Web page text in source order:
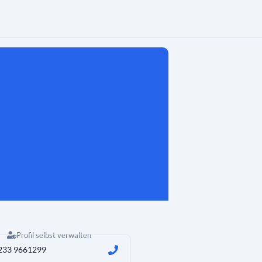
Profil selbst verwalten
9661299